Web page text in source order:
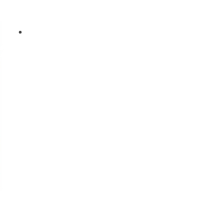
.